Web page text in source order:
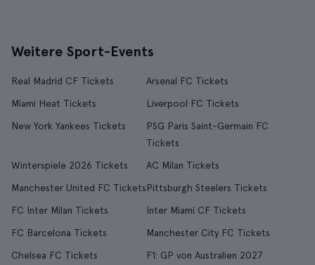
Weitere Sport-Events
Real Madrid CF Tickets
Arsenal FC Tickets
Miami Heat Tickets
Liverpool FC Tickets
New York Yankees Tickets
PSG Paris Saint-Germain FC
Tickets
Winterspiele 2026 Tickets
AC Milan Tickets
Manchester United FC TicketsPittsburgh Steelers Tickets
FC Inter Milan Tickets
Inter Miami CF Tickets
FC Barcelona Tickets
Manchester City FC Tickets
Chelsea FC Tickets
F1: GP von Australien 2027